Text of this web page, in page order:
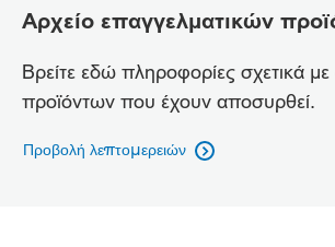
Αρχείο επαγγελματικών
Βρείτε εδώ πληροφορίες σχετικά με
προϊόντων που έχουν αποσυρθεί.
Προβολή λεπτομερειών 